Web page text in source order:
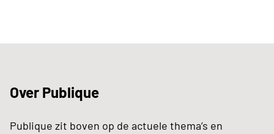
Over Publique
Publique zit boven op de actuele thema’s en